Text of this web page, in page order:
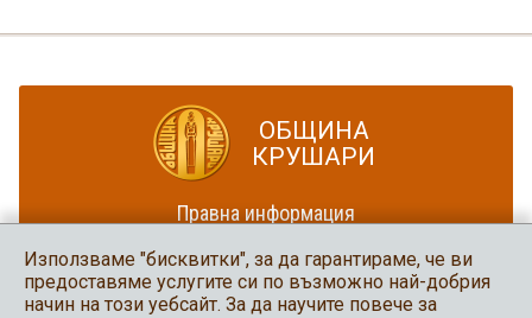
ОБЩИНА
КРУШАРИ
Правна информация
Карта на сайта
Община Крушари
Използваме "бисквитки", за да гарантираме, че ви
предоставяме услугите си по възможно най-добрия
начин на този уебсайт. За да научите повече за